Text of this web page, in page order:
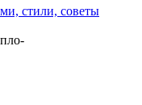
стили, советы